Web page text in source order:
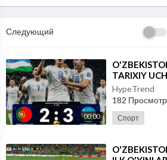
Следующий
00:00
TARIXIY
JONLI
HypeTrend
182
Спорт